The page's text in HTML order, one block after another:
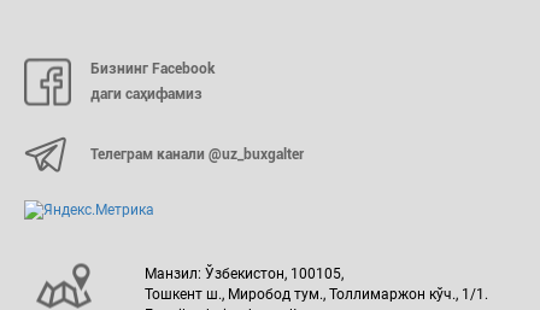
Бизнинг Facebook
даги саҳифамиз
Телеграм канали @uz_buxgalter
Манзил: Ўзбекистон, 100105,
Тошкент ш., Миробод тум., Толлимаржон кўч., 1/1.